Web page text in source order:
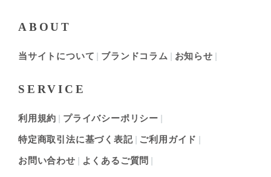
ABOUT
当サイトについて ブランドコラム お知らせ
SERVICE
利用規約 プライバシーポリシー
特定商取引法に基づく表記 ご利用ガイド
お問い合わせ よくあるご質問